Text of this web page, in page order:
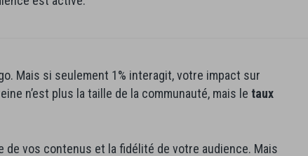
Mais si seulement 1% interagit, votre impact sur
n’est plus la taille de la communauté, mais le taux
de vos contenus et la fidélité de votre audience. Mais